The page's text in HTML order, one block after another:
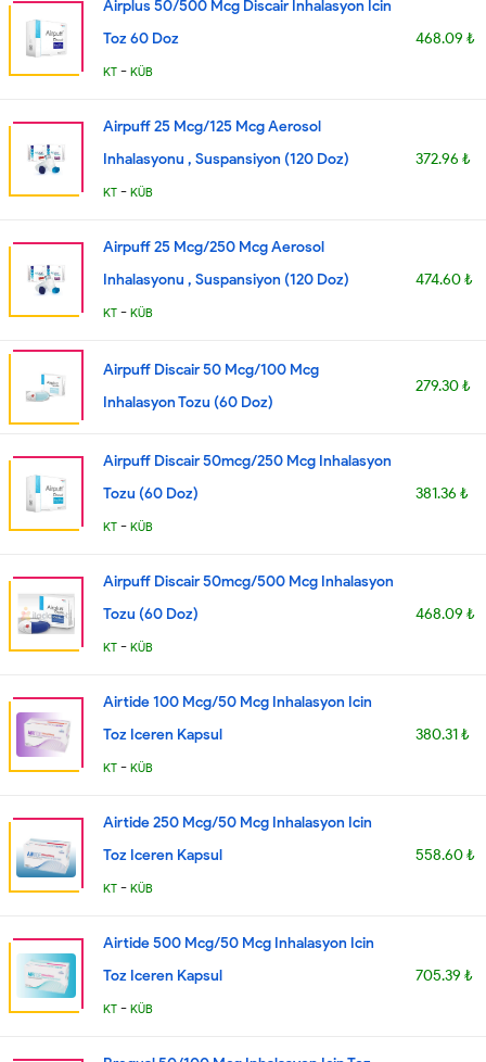
Airplus 50/500 Mcg Discair Inhalasyon Icin
Toz 60 Doz
KT - KÜB
468.09 ₺
Airpuff 25 Mcg/125 Mcg Aerosol
Inhalasyonu , Suspansiyon (120 Doz)
KT - KÜB
372.96 ₺
Airpuff 25 Mcg/250 Mcg Aerosol
Inhalasyonu , Suspansiyon (120 Doz)
KT - KÜB
474.60 ₺
Airpuff Discair 50 Mcg/100 Mcg
Inhalasyon Tozu (60 Doz)
279.30 ₺
Airpuff Discair 50mcg/250 Mcg Inhalasyon
Tozu (60 Doz)
KT - KÜB
381.36 ₺
Airpuff Discair 50mcg/500 Mcg Inhalasyon
Tozu (60 Doz)
KT - KÜB
468.09 ₺
Airtide 100 Mcg/50 Mcg Inhalasyon Icin
Toz Iceren Kapsul
KT - KÜB
380.31 ₺
Airtide 250 Mcg/50 Mcg Inhalasyon Icin
Toz Iceren Kapsul
KT - KÜB
558.60 ₺
Airtide 500 Mcg/50 Mcg Inhalasyon Icin
Toz Iceren Kapsul
KT - KÜB
705.39 ₺